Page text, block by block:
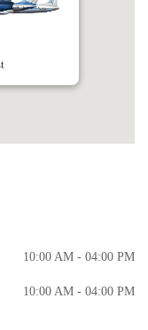
10:00 AM - 04:00 PM
10:00 AM - 04:00 PM